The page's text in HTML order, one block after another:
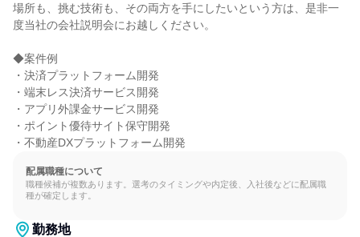
場所も、挑む技術も、その両方を手にしたいという方は、是非一
度当社の会社説明会にお越しください。
◆案件例
・決済プラットフォーム開発
・端末レス決済サービス開発
・アプリ外課金サービス開発
・ポイント優待サイト保守開発
・不動産DXプラットフォーム開発
配属職種について
職種候補が複数あります。選考のタイミングや内定後、入社後などに配属職
種が確定します。
勤務地